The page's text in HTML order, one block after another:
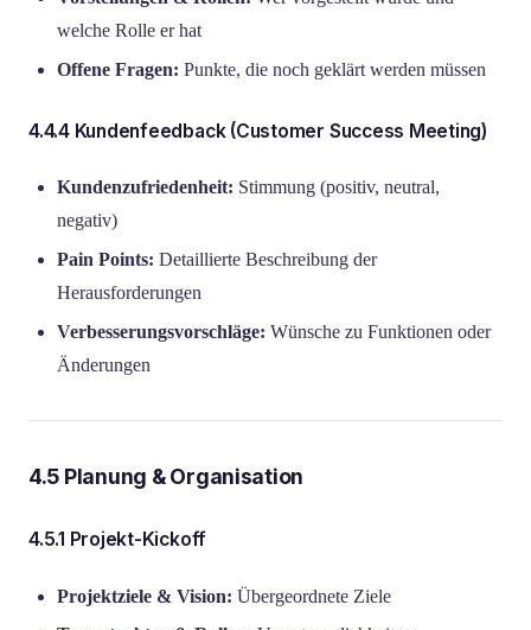
welche Rolle er hat
Offene Fragen: Punkte, die noch geklärt werden müssen
4.4.4 Kundenfeedback (Customer Success Meeting)
Kundenzufriedenheit: Stimmung (positiv, neutral,
negativ)
Pain Points: Detaillierte Beschreibung der
Herausforderungen
Verbesserungsvorschläge: Wünsche zu Funktionen oder
Änderungen
4.5 Planung & Organisation
4.5.1 Projekt-Kickoff
Projektziele & Vision: Übergeordnete Ziele